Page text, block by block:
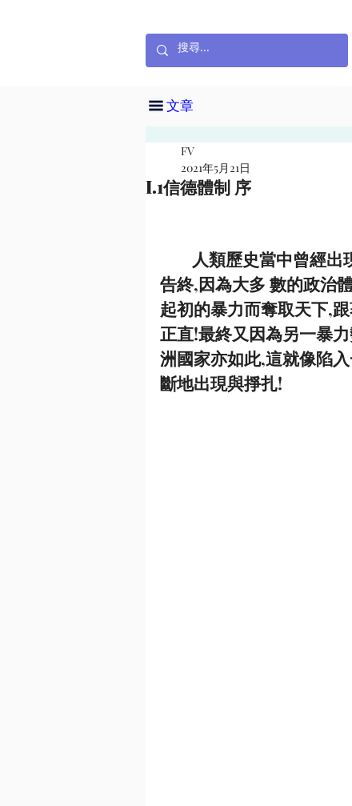
文章
I.1信德體制 序
FV
2021年5月21日
⼈類歷史當中曾經
告終,因為⼤多 數的政治
起初的暴⼒⽽奪取天下,
正直!最終又因為另⼀暴
洲國家亦如此,這就像陷
斷地出現與掙扎!